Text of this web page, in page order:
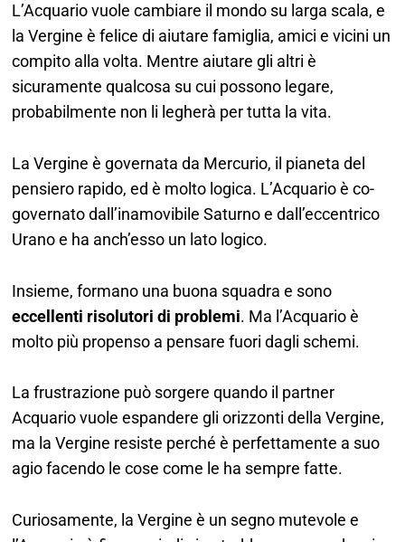
L’Acquario vuole cambiare il mondo su larga scala, e
la Vergine è felice di aiutare famiglia, amici e vicini un
compito alla volta. Mentre aiutare gli altri è
sicuramente qualcosa su cui possono legare,
probabilmente non li legherà per tutta la vita.
La Vergine è governata da Mercurio, il pianeta del
pensiero rapido, ed è molto logica. L’Acquario è co-
governato dall’inamovibile Saturno e dall’eccentrico
Urano e ha anch’esso un lato logico.
Insieme, formano una buona squadra e sono
eccellenti risolutori di problemi. Ma l’Acquario è
molto più propenso a pensare fuori dagli schemi.
La frustrazione può sorgere quando il partner
Acquario vuole espandere gli orizzonti della Vergine,
ma la Vergine resiste perché è perfettamente a suo
agio facendo le cose come le ha sempre fatte.
Curiosamente, la Vergine è un segno mutevole e